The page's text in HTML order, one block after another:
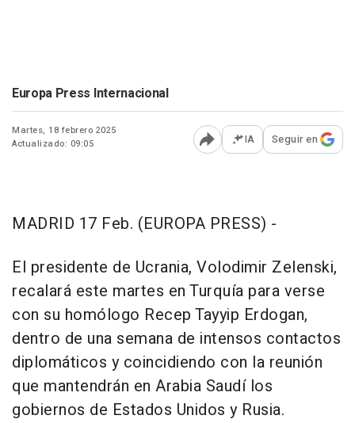
Europa Press Internacional
Martes, 18 febrero 2025
Actualizado: 09:05
Abrir opciones para
IA Seguir en
MADRID 17 Feb. (EUROPA PRESS) -
El presidente de Ucrania, Volodimir Zelenski,
recalará este martes en Turquía para verse
con su homólogo Recep Tayyip Erdogan,
dentro de una semana de intensos contactos
diplomáticos y coincidiendo con la reunión
que mantendrán en Arabia Saudí los
gobiernos de Estados Unidos y Rusia.